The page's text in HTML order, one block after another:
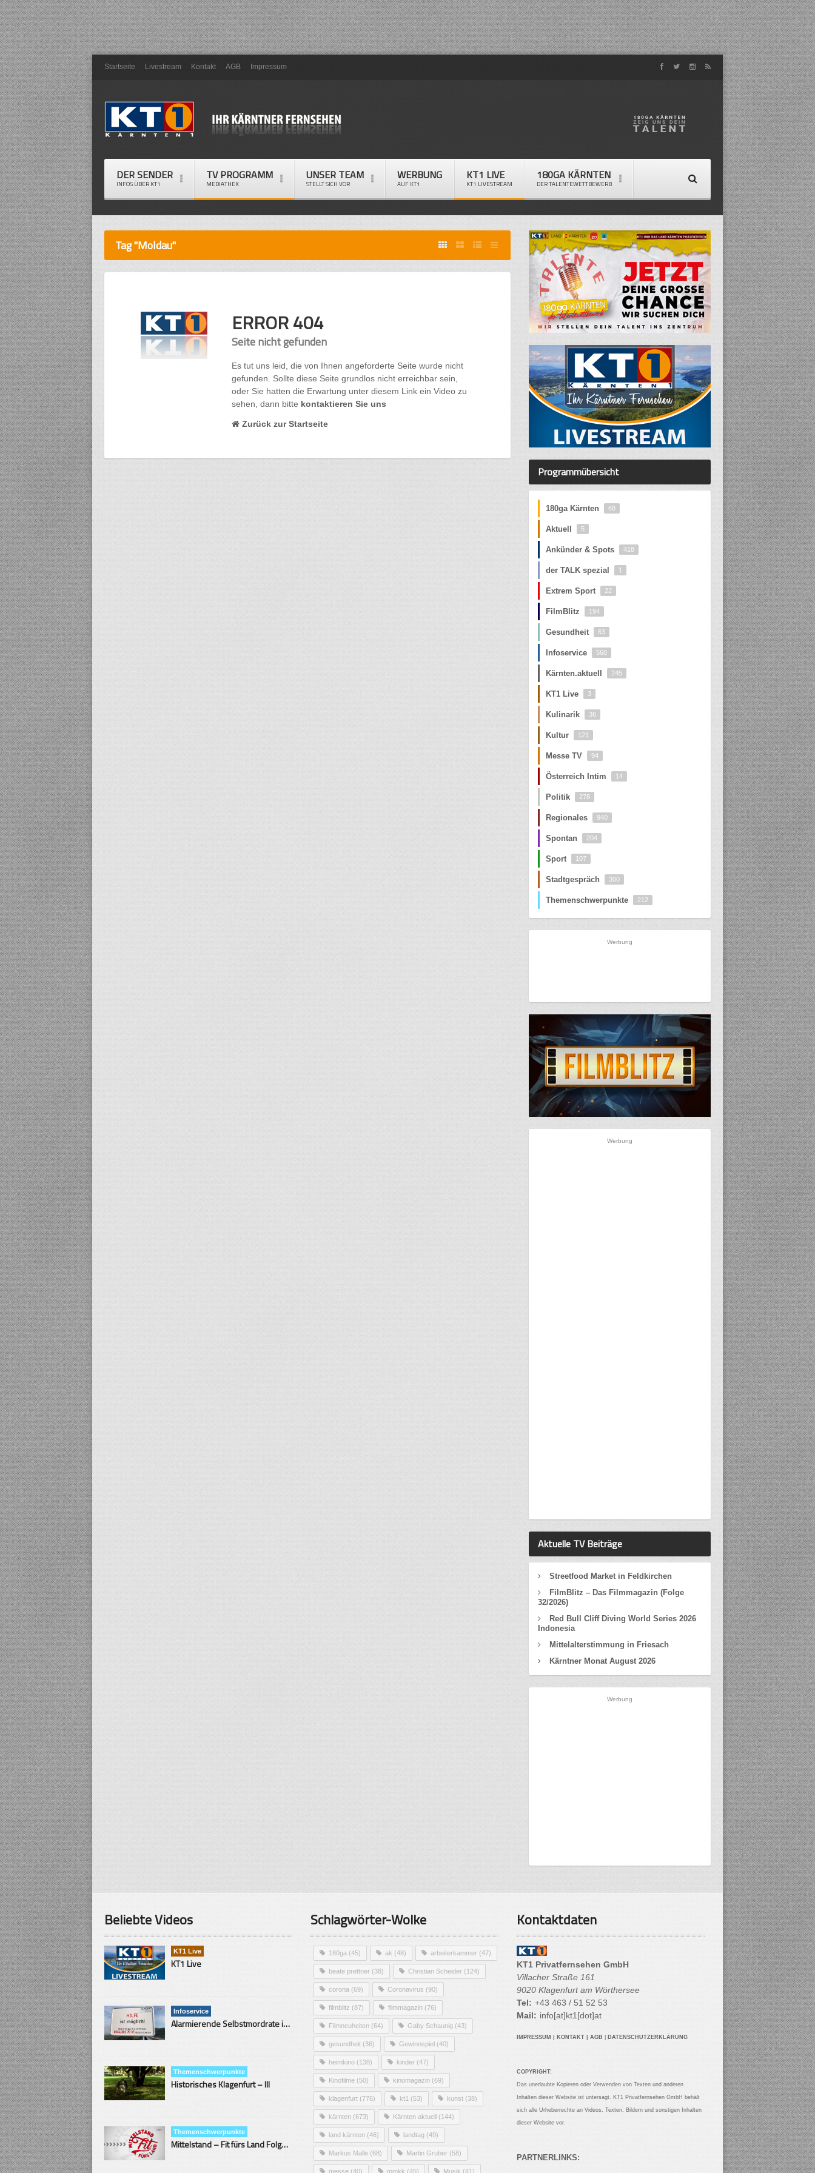
Startseite Livestream Kontakt AGB Impressum
DER SENDER
INFOS ÜBER KT1
TV PROGRAMM
MEDIATHEK
UNSER TEAM
STELLT SICH VOR
WERBUNG
AUF KT1
KT1 LIVE
KT1 LIVESTREAM
180GA KÄRNTEN
DER TALENTEWETTBEWERB
Tag "Moldau"
ERROR 404
Seite nicht gefunden
Es tut uns leid, die von Ihnen angeforderte Seite wurde nicht
gefunden. Sollte diese Seite grundlos nicht erreichbar sein,
oder Sie hatten die Erwartung unter diesem Link ein Video zu
sehen, dann bitte kontaktieren Sie uns
Zurück zur Startseite
Programmübersicht
180ga Kärnten 68
Aktuell 5
Ankünder & Spots 418
der TALK spezial 1
Extrem Sport 22
FilmBlitz 194
Gesundheit 63
Infoservice 560
Kärnten.aktuell 245
KT1 Live 3
Kulinarik 36
Kultur 121
Messe TV 94
Österreich Intim 14
Politik 278
Regionales 940
Spontan 204
Sport 107
Stadtgespräch 300
Themenschwerpunkte 212
Werbung
Werbung
Aktuelle TV Beiträge
Streetfood Market in Feldkirchen
FilmBlitz – Das Filmmagazin (Folge
32/2026)
Red Bull Cliff Diving World Series 2026
Indonesia
Mittelalterstimmung in Friesach
Kärntner Monat August 2026
Werbung
Beliebte Videos
KT1 Live
KT1 Live
Infoservice
Alarmierende Selbstmordrate in Kärnten
Themenschwerpunkte
Historisches Klagenfurt – III
Themenschwerpunkte
Mittelstand – Fit fürs Land Folge 9- Konditor
Schlagwörter-Wolke
180ga (45) ak (48) arbeiterkammer (47)
beate prettner (38) Christian Scheider (124)
corona (69) Coronavirus (90)
filmblitz (87) filmmagazin (76)
Filmneuheiten (64) Gaby Schaunig (43)
gesundheit (36) Gewinnspiel (40)
heimkino (138) kinder (47)
Kinofilme (50) kinomagazin (69)
klagenfurt (776) kt1 (53) kunst (38)
kärnten (673) Kärnten aktuell (144)
land kärnten (46) landtag (49)
Markus Malle (68) Martin Gruber (58)
messe (40) mmkk (45) Musik (41)
Kontaktdaten
KT1 Privatfernsehen GmbH
Villacher Straße 161
9020 Klagenfurt am Wörthersee
Tel: +43 463 / 51 52 53
Mail: info[at]kt1[dot]at
IMPRESSUM KONTAKT AGB DATENSCHUTZERKLÄRUNG
COPYRIGHT:
Das unerlaubte Kopieren oder Verwenden von Texten und anderen
Inhalten dieser Website ist untersagt. KT1 Privatfernsehen GmbH behält
sich alle Urheberrechte an Videos, Texten, Bildern und sonstigen Inhalten
dieser Website vor.
PARTNERLINKS: